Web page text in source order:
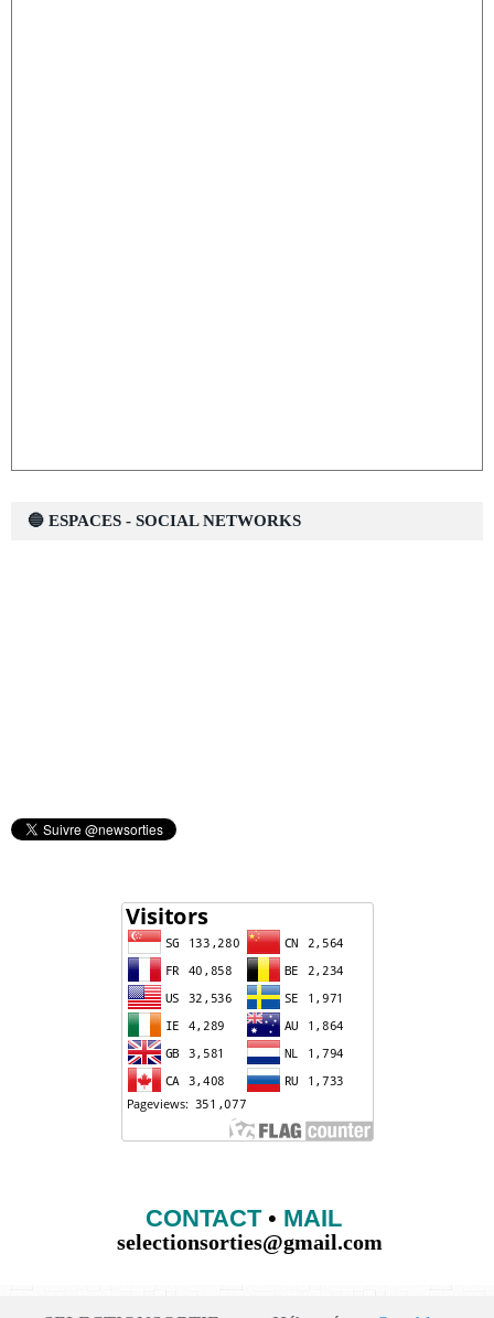
🔵 ESPACES - SOCIAL NETWORKS
CONTACT• MAIL
selectionsorties@gmail.com